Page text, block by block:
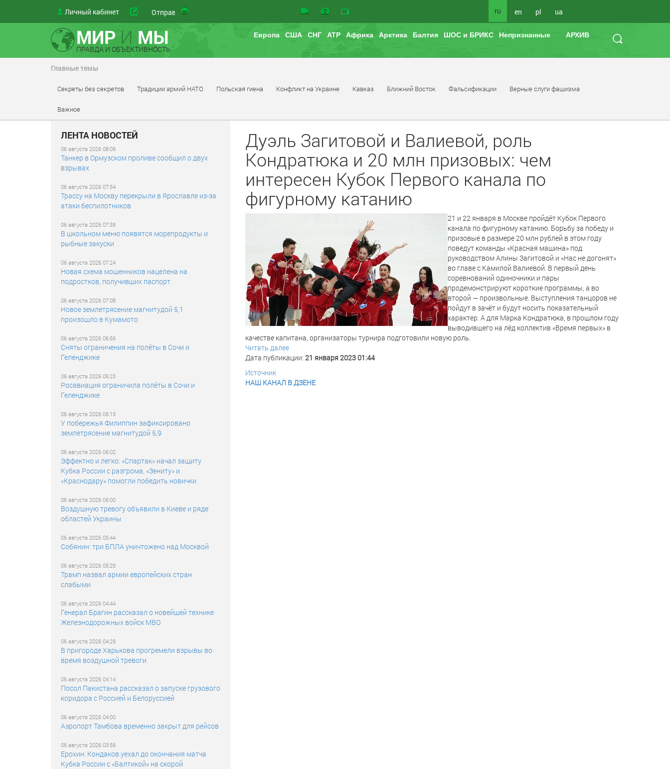
Личный кабинет Отправить
свой ru en pl ua
МИР И МЫ
ПРАВДА И ОБЪЕКТИВНОСТЬ
Европа США СНГ АТР Африка Арктика Балтия ШОС и БРИКС Непризнанные АРХИВ
Главные темы
Секреты без секретов Традиции армий НАТО Польская гиена Конфликт на Украине Кавказ Ближний Восток Фальсификации Верные слуги фашизма
Важное
ЛЕНТА НОВОСТЕЙ
06 августа 2026 08:09
Танкер в Ормузском проливе сообщил о двух
взрывах
06 августа 2026 07:54
Трассу на Москву перекрыли в Ярославле из-за
атаки беспилотников
06 августа 2026 07:39
В школьном меню появятся морепродукты и
рыбные закуски
06 августа 2026 07:24
Новая схема мошенников нацелена на
подростков, получивших паспорт
06 августа 2026 07:08
Новое землетрясение магнитудой 5,1
произошло в Кумамото
06 августа 2026 06:56
Сняты ограничения на полёты в Сочи и
Геленджике
06 августа 2026 06:23
Росавиация ограничила полёты в Сочи и
Геленджике
06 августа 2026 06:15
У побережья Филиппин зафиксировано
землетрясение магнитудой 5,9
06 августа 2026 06:02
Эффектно и легко: «Спартак» начал защиту
Кубка России с разгрома, «Зениту» и
«Краснодару» помогли победить новички
06 августа 2026 06:00
Воздушную тревогу объявили в Киеве и ряде
областей Украины
06 августа 2026 05:44
Собянин: три БПЛА уничтожено над Москвой
06 августа 2026 05:29
Трамп назвал армии европейских стран
слабыми
06 августа 2026 04:44
Генерал Брагин рассказал о новейшей технике
Железнодорожных войск МВО
06 августа 2026 04:29
В пригороде Харькова прогремели взрывы во
время воздушной тревоги
06 августа 2026 04:14
Посол Пакистана рассказал о запуске грузового
коридора с Россией и Белоруссией
06 августа 2026 04:00
Аэропорт Тамбова временно закрыт для рейсов
06 августа 2026 03:56
Ерохин: Кондаков уехал до окончания матча
Кубка России с «Балтикой» на скорой
Дуэль Загитовой и Валиевой, роль
Кондратюка и 20 млн призовых: чем
интересен Кубок Первого канала по
фигурному катанию
21 и 22 января в Москве пройдёт Кубок Первого
канала по фигурному катанию. Борьбу за победу и
призовые в размере 20 млн рублей в этом году
поведут команды «Красная машина» под
руководством Алины Загитовой и «Нас не догонят»
во главе с Камилой Валиевой. В первый день
соревнований одиночники и пары
продемонстрируют короткие программы, а во
второй — произвольные. Выступления танцоров не
пойдут в зачёт и будут носить показательный
характер. А для Марка Кондратюка, в прошлом году
выводившего на лёд коллектив «Время первых» в
качестве капитана, организаторы турнира подготовили новую роль.
Читать далее
Дата публикации: 21 января 2023 01:44
Источник
НАШ КАНАЛ В ДЗЕНЕ